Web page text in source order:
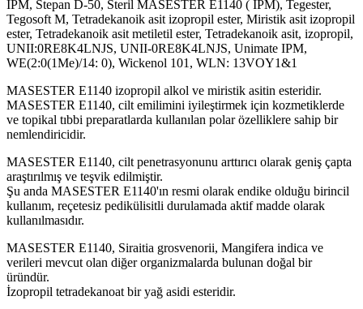
IPM, Stepan D-50, Steril MASESTER E1140 ( IPM), Tegester,
Tegosoft M, Tetradekanoik asit izopropil ester, Miristik asit izopropil
ester, Tetradekanoik asit metiletil ester, Tetradekanoik asit, izopropil,
UNII:0RE8K4LNJS, UNII-0RE8K4LNJS, Unimate IPM,
WE(2:0(1Me)/14: 0), Wickenol 101, WLN: 13VOY1&1
MASESTER E1140 izopropil alkol ve miristik asitin esteridir.
MASESTER E1140, cilt emilimini iyileştirmek için kozmetiklerde
ve topikal tıbbi preparatlarda kullanılan polar özelliklere sahip bir
nemlendiricidir.
MASESTER E1140, cilt penetrasyonunu arttırıcı olarak geniş çapta
araştırılmış ve teşvik edilmiştir.
Şu anda MASESTER E1140'ın resmi olarak endike olduğu birincil
kullanım, reçetesiz pedikülisitli durulamada aktif madde olarak
kullanılmasıdır.
MASESTER E1140, Siraitia grosvenorii, Mangifera indica ve
verileri mevcut olan diğer organizmalarda bulunan doğal bir
üründür.
İzopropil tetradekanoat bir yağ asidi esteridir.